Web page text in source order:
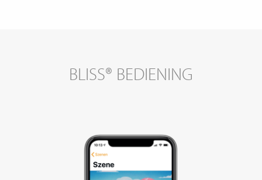
BLISS® BEDIENING